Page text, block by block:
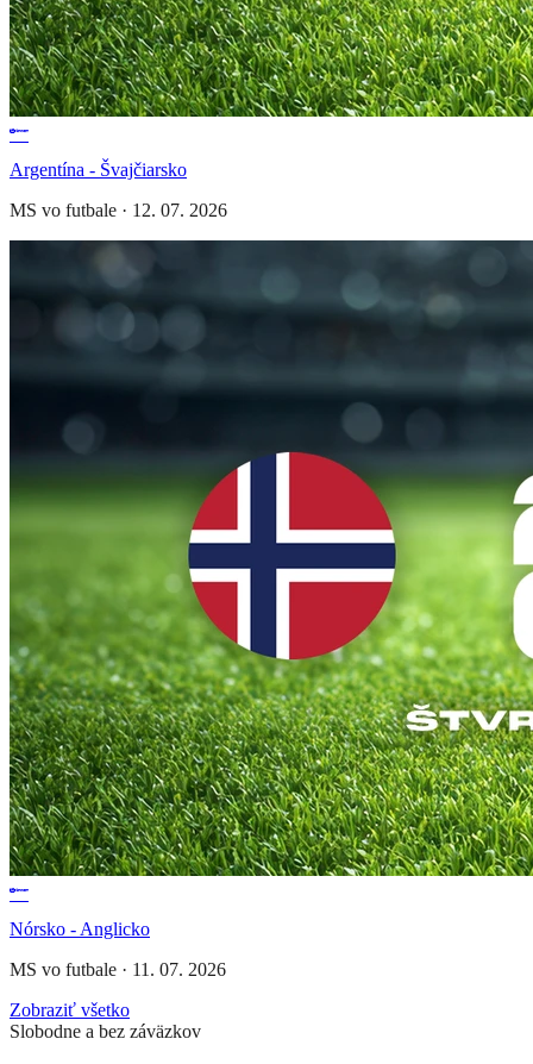
Argentína - Švajčiarsko
MS vo futbale · 12. 07. 2026
Nórsko - Anglicko
MS vo futbale · 11. 07. 2026
Zobraziť všetko
Slobodne a bez záväzkov